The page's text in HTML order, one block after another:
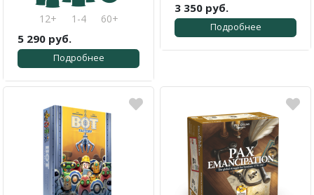
12+ 1-4 60+
5 290 руб.
Подробнее
3 350 руб.
Подробнее